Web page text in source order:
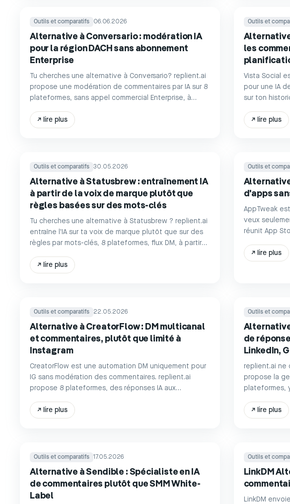
Outils et comparatifs 06.06.2026
Alternative à Conversario : modération IA
pour la région DACH sans abonnement
Enterprise
Tu cherches une alternative à Conversario? replient.ai
propose une modération de commentaires par IA sur 8
plateformes, sans appel commercial Enterprise, à
↗ lire plus
Outils et
les
Vista Social
pour une IA
sur ton
↗ lire plus
Outils et comparatifs 30.05.2026
Alternative à Statusbrew : entraînement IA
à partir de la voix de marque plutôt que
règles basées sur des mots-clés
Tu cherches une alternative à Statusbrew ? replient.ai
entraîne l'IA sur ta voix de marque plutôt que sur des
règles par mots-clés, 8 plateformes, flux DM, à partir
↗ lire plus
Outils et
Alternative
d'apps
AppTweak
veux
réunit App
↗ lire plus
Outils et comparatifs 22.05.2026
Alternative à CreatorFlow : DM multicanal
et commentaires, plutôt que limité à
Instagram
CreatorFlow est une automation DM uniquement pour
IG sans modération des commentaires. replient.ai
propose 8 plateformes, des réponses IA aux
↗ lire plus
Outils et
de
LinkedIn,
replient.ai ne
propose la
plateformes,
↗ lire plus
Outils et comparatifs 17.05.2026
Alternative à Sendible : Spécialiste en IA
de commentaires plutôt que SMM White-
Label
Outils et
LinkDM
LinkDM